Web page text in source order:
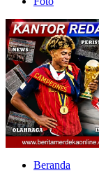
Beranda